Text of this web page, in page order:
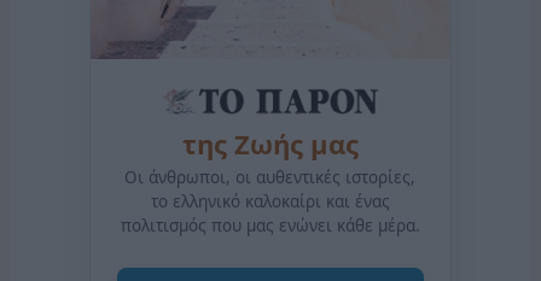
της Ζωής μας
Οι άνθρωποι, οι αυθεντικές ιστορίες,
το ελληνικό καλοκαίρι και ένας
πολιτισμός που μας ενώνει κάθε μέρα.